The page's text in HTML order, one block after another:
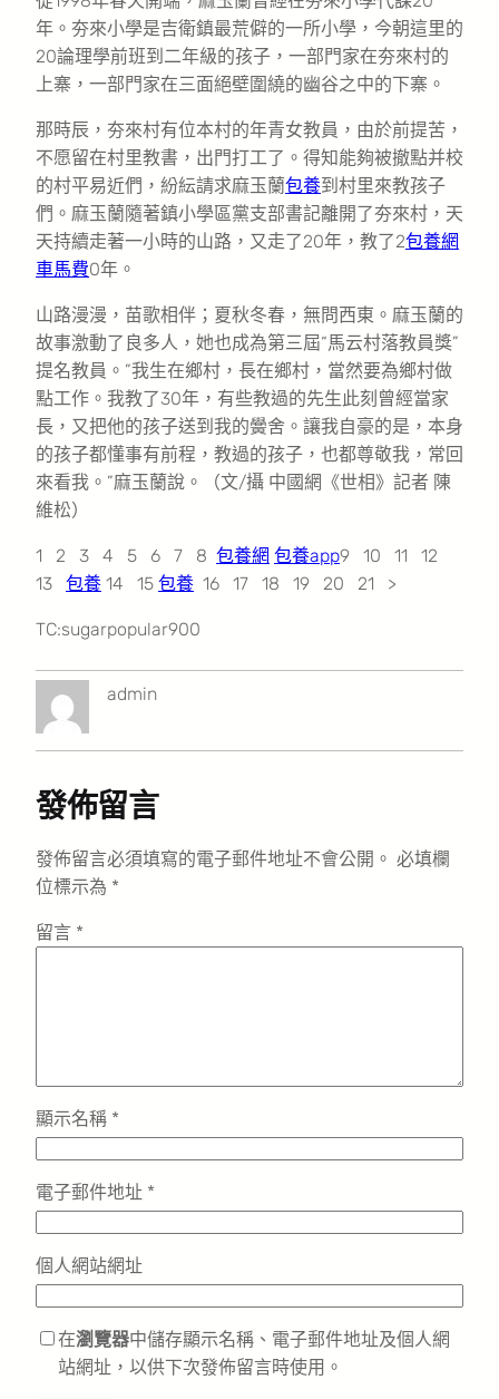
年。夯來小學是吉衛鎮最荒僻的一所小學，今朝這里的
20論理學前班到二年級的孩子，一部門家在夯來村的
上寨，一部門家在三面絕壁圍繞的幽谷之中的下寨。
那時辰，夯來村有位本村的年青女教員，由於前提苦，
不愿留在村里教書，出門打工了。得知能夠被撤點并校
的村平易近們，紛紜請求麻玉蘭包養到村里來教孩子
們。麻玉蘭隨著鎮小學區黨支部書記離開了夯來村，天
天持續走著一小時的山路，又走了20年，教了2包養網
車馬費0年。
山路漫漫，苗歌相伴；夏秋冬春，無問西東。麻玉蘭的
故事激動了良多人，她也成為第三屆“馬云村落教員獎”
提名教員。”我生在鄉村，長在鄉村，當然要為鄉村做
點工作。我教了30年，有些教過的先生此刻曾經當家
長，又把他的孩子送到我的黌舍。讓我自豪的是，本身
的孩子都懂事有前程，教過的孩子，也都尊敬我，常回
來看我。”麻玉蘭說。（文/攝 中國網《世相》記者 陳
維松）
1 2 3 4 5 6 7 8 包養網 包養app9 10 11 12
13 包養 14 15 包養 16 17 18 19 20 21 >
TC:sugarpopular900
admin
發佈留言
發佈留言必須填寫的電子郵件地址不會公開。 必填欄
位標示為 *
留言 *
顯示名稱 *
電子郵件地址 *
個人網站網址
在瀏覽器中儲存顯示名稱、電子郵件地址及個人網
站網址，以供下次發佈留言時使用。